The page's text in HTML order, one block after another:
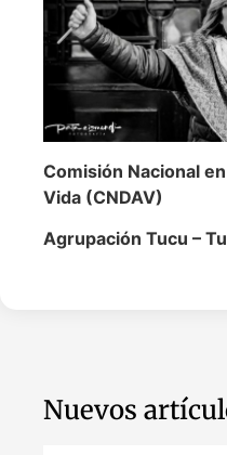
Comisión Nacional
Vida (CNDAV)
Agrupación Tucu –
Nuevos